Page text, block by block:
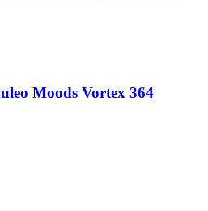
Moods Vortex 364